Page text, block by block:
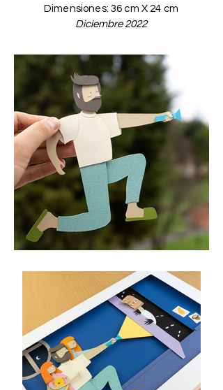
Dimensiones: 36 cm X 24 cm
Diciembre 2022